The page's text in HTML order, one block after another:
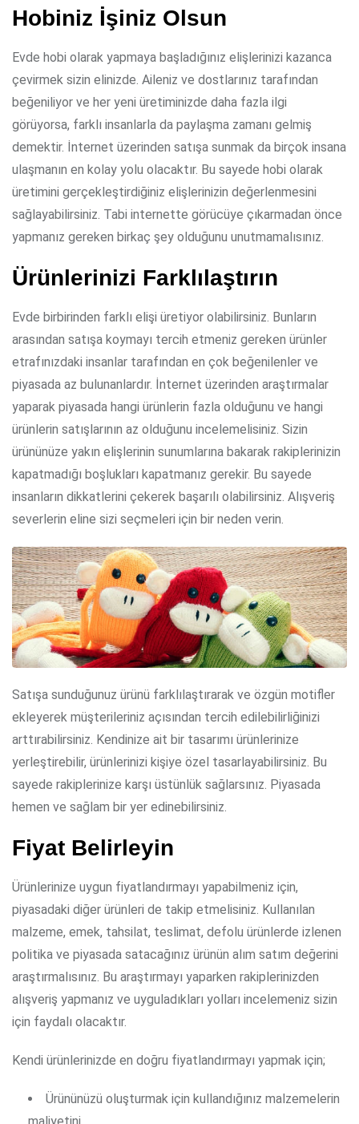
Hobiniz İşiniz Olsun
Evde hobi olarak yapmaya başladığınız elişlerinizi kazanca
çevirmek sizin elinizde. Aileniz ve dostlarınız tarafından
beğeniliyor ve her yeni üretiminizde daha fazla ilgi
görüyorsa, farklı insanlarla da paylaşma zamanı gelmiş
demektir. İnternet üzerinden satışa sunmak da birçok insana
ulaşmanın en kolay yolu olacaktır. Bu sayede hobi olarak
üretimini gerçekleştirdiğiniz elişlerinizin değerlenmesini
sağlayabilirsiniz. Tabi internette görücüye çıkarmadan önce
yapmanız gereken birkaç şey olduğunu unutmamalısınız.
Ürünlerinizi Farklılaştırın
Evde birbirinden farklı elişi üretiyor olabilirsiniz. Bunların
arasından satışa koymayı tercih etmeniz gereken ürünler
etrafınızdaki insanlar tarafından en çok beğenilenler ve
piyasada az bulunanlardır. İnternet üzerinden araştırmalar
yaparak piyasada hangi ürünlerin fazla olduğunu ve hangi
ürünlerin satışlarının az olduğunu incelemelisiniz. Sizin
ürününüze yakın elişlerinin sunumlarına bakarak rakiplerinizin
kapatmadığı boşlukları kapatmanız gerekir. Bu sayede
insanların dikkatlerini çekerek başarılı olabilirsiniz. Alışveriş
severlerin eline sizi seçmeleri için bir neden verin.
Satışa sunduğunuz ürünü farklılaştırarak ve özgün motifler
ekleyerek müşterileriniz açısından tercih edilebilirliğinizi
arttırabilirsiniz. Kendinize ait bir tasarımı ürünlerinize
yerleştirebilir, ürünlerinizi kişiye özel tasarlayabilirsiniz. Bu
sayede rakiplerinize karşı üstünlük sağlarsınız. Piyasada
hemen ve sağlam bir yer edinebilirsiniz.
Fiyat Belirleyin
Ürünlerinize uygun fiyatlandırmayı yapabilmeniz için,
piyasadaki diğer ürünleri de takip etmelisiniz. Kullanılan
malzeme, emek, tahsilat, teslimat, defolu ürünlerde izlenen
politika ve piyasada satacağınız ürünün alım satım değerini
araştırmalısınız. Bu araştırmayı yaparken rakiplerinizden
alışveriş yapmanız ve uyguladıkları yolları incelemeniz sizin
için faydalı olacaktır.
Kendi ürünlerinizde en doğru fiyatlandırmayı yapmak için;
Ürününüzü oluşturmak için kullandığınız malzemelerin
maliyetini